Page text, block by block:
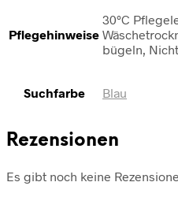
Pflegehinweise
30°C
bügeln,
Suchfarbe Blau
Rezensionen
Es gibt noch keine